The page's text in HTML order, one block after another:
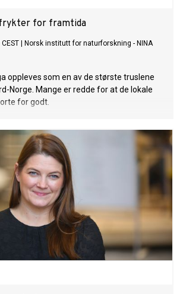
for framtida
Norsk institutt for naturforskning - NINA
oppleves som en av de største truslene
Norge. Mange er redde for at de lokale
for godt.